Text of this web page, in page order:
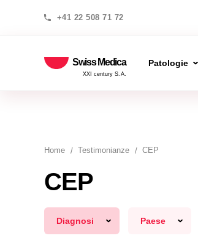
+41 22 508 71 72
Swiss Medica
XXI century S.A.
Patologie
Home Testimonianze CEP
CEP
Diagnosi Paese